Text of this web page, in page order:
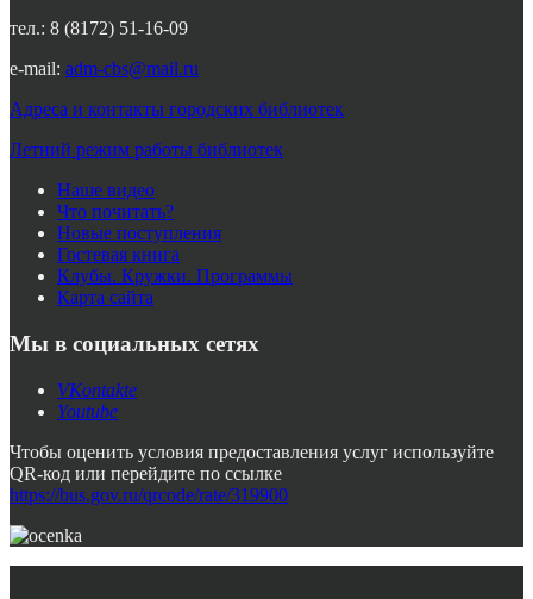
тел.: 8 (8172) 51-16-09
e-mail: adm-cbs@mail.ru
Адреса и контакты городских библиотек
Летний режим работы библиотек
Наше видео
Что почитать?
Новые поступления
Гостевая книга
Клубы. Кружки. Программы
Карта сайта
Мы в социальных сетях
VKontakte
Youtube
Чтобы оценить условия предоставления услуг используйте
QR-код или перейдите по ссылке
https://bus.gov.ru/qrcode/rate/319900